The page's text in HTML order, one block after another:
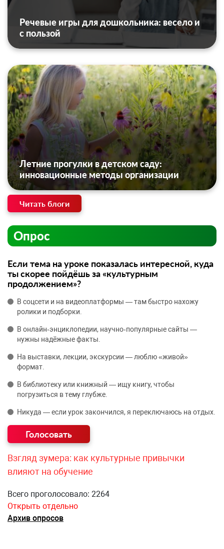
Речевые игры для дошкольника: весело и
с пользой
Летние прогулки в детском саду:
инновационные методы организации
Читать блоги
Опрос
Если тема на уроке показалась интересной, куда
ты скорее пойдёшь за «культурным
продолжением»?
В соцсети и на видеоплатформы — там быстро нахожу
ролики и подборки.
В онлайн‑энциклопедии, научно‑популярные сайты —
нужны надёжные факты.
На выставки, лекции, экскурсии — люблю «живой»
формат.
В библиотеку или книжный — ищу книгу, чтобы
погрузиться в тему глубже.
Никуда — если урок закончился, я переключаюсь на отдых.
Взгляд зумера: как культурные привычки
влияют на обучение
Всего проголосовало: 2264
Открыть отдельно
Архив опросов